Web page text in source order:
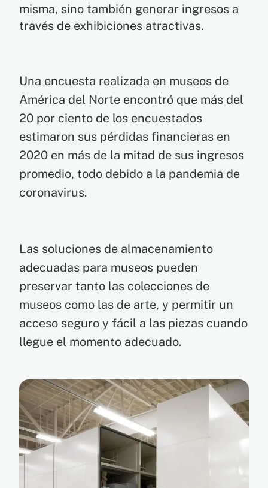
misma, sino también generar ingresos a
través de exhibiciones atractivas.
Una encuesta realizada en museos de
América del Norte encontró que más del
20 por ciento de los encuestados
estimaron sus pérdidas financieras en
2020 en más de la mitad de sus ingresos
promedio, todo debido a la pandemia de
coronavirus.
Las soluciones de almacenamiento
adecuadas para museos pueden
preservar tanto las colecciones de
museos como las de arte, y permitir un
acceso seguro y fácil a las piezas cuando
llegue el momento adecuado.